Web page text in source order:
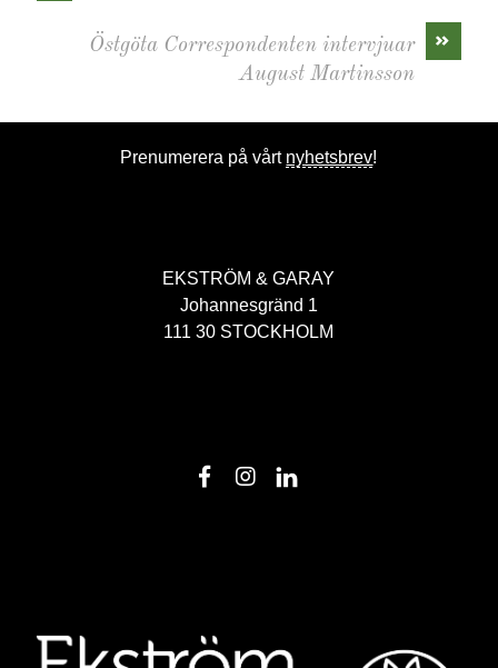
»
Östgöta Correspondenten intervjuar
August Martinsson
Prenumerera på vårt nyhetsbrev!
EKSTRÖM & GARAY
Johannesgränd 1
111 30 STOCKHOLM